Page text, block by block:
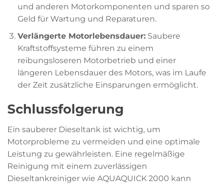
und anderen Motorkomponenten und sparen so
Geld für Wartung und Reparaturen.
Verlängerte Motorlebensdauer:Saubere
Kraftstoffsysteme führen zu einem
reibungsloseren Motorbetrieb und einer
längeren Lebensdauer des Motors, was im Laufe
der Zeit zusätzliche Einsparungen ermöglicht.
Schlussfolgerung
Ein sauberer Dieseltank ist wichtig, um
Motorprobleme zu vermeiden und eine optimale
Leistung zu gewährleisten. Eine regelmäßige
Reinigung mit einem zuverlässigen
Dieseltankreiniger wie AQUAQUICK 2000 kann